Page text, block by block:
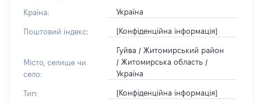
Країна: Україна
Поштовий індекс: [Конфіденційна інформація]
Місто, селище чи
село:
Гуйва / Житомирський район
/ Житомирська область /
Україна
Тип: [Конфіденційна інформація]